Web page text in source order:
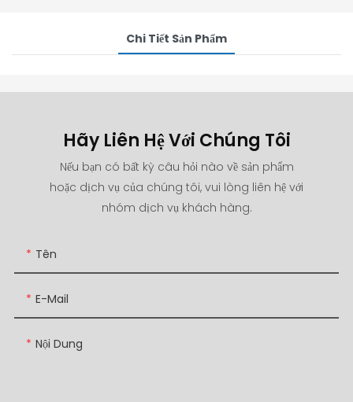
Chi Tiết Sản Phẩm
Hãy Liên Hệ Với Chúng Tôi
Nếu bạn có bất kỳ câu hỏi nào về sản phẩm
hoặc dịch vụ của chúng tôi, vui lòng liên hệ với
nhóm dịch vụ khách hàng.
Tên
E-Mail
Nội Dung